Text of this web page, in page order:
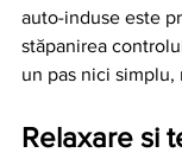
auto-induse este
stăpanirea
un pas nici simplu,
Relaxare si